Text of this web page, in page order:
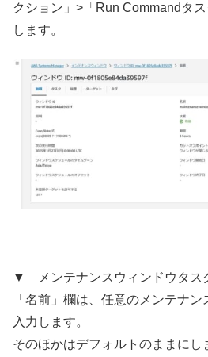
クション」>「Run Commandタ
します。
▼ メンテナンスウィンドウタス
「名前」欄は、任意のメンテナ
入力します。
そのほかはデフォルトのままにし